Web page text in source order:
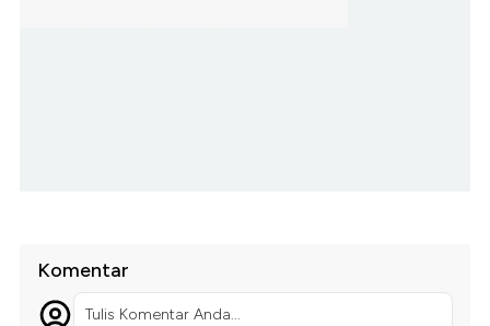
Komentar
Tulis Komentar Anda...